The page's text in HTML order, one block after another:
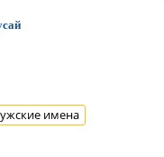
имена